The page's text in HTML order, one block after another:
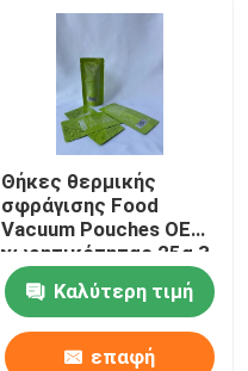
Θήκες θερμικής
σφράγισης Food
Vacuum Pouches OEM
χωρητικότητας 25g 3
Side Stand Up
Καλύτερη τιμή
επαφή